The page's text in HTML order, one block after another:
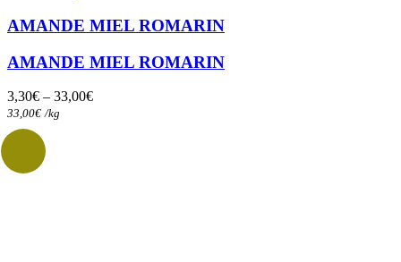
a
plusieurs
variations.
Les
AMANDE MIEL ROMARIN
AMANDE MIEL ROMARIN
3,30€ – 33,00€
33,00€ /kg